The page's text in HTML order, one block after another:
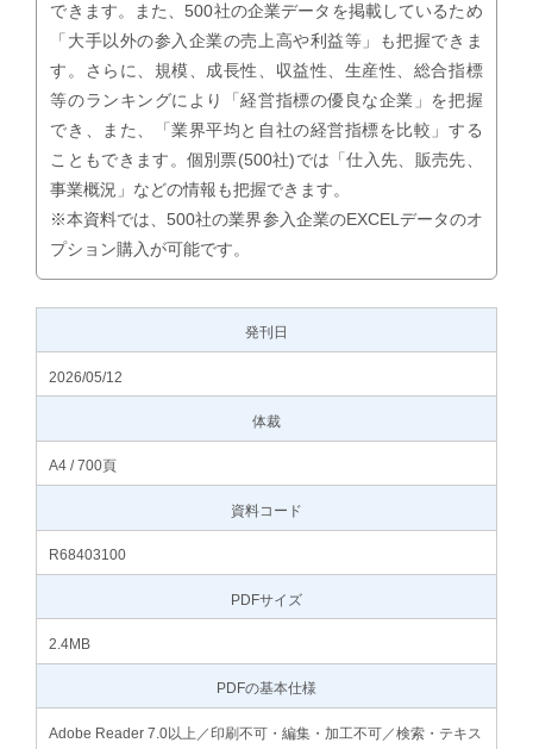
できます。また、500社の企業データを掲載しているため
「大手以外の参入企業の売上高や利益等」も把握できま
す。さらに、規模、成長性、収益性、生産性、総合指標
等のランキングにより「経営指標の優良な企業」を把握
でき、また、「業界平均と自社の経営指標を比較」する
こともできます。個別票(500社)では「仕入先、販売先、
事業概況」などの情報も把握できます。
※本資料では、500社の業界参入企業のEXCELデータのオ
プション購入が可能です。
発刊日
2026/05/12
体裁
A4 / 700頁
資料コード
R68403100
PDFサイズ
2.4MB
PDFの基本仕様
Adobe Reader 7.0以上／印刷不可・編集・加工不可／検索・テキス